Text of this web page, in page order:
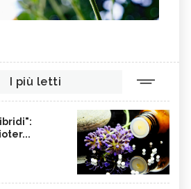
I più letti